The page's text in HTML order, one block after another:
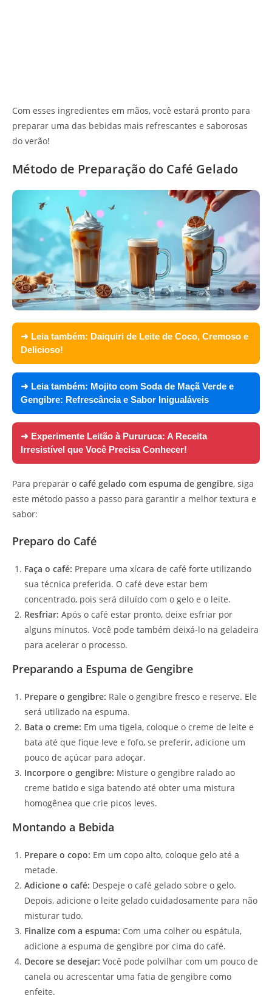
Com esses ingredientes em mãos, você estará pronto para
preparar uma das bebidas mais refrescantes e saborosas
do verão!
Método de Preparação do Café Gelado
➜ Leia também: Daiquiri de Leite de Coco, Cremoso e
Delicioso!
➜ Leia também: Mojito com Soda de Maçã Verde e
Gengibre: Refrescância e Sabor Inigualáveis
➜ Experimente Leitão à Pururuca: A Receita
Irresistível que Você Precisa Conhecer!
Para preparar o café gelado com espuma de gengibre, siga
este método passo a passo para garantir a melhor textura e
sabor:
Preparo do Café
Faça o café: Prepare uma xícara de café forte utilizando
sua técnica preferida. O café deve estar bem
concentrado, pois será diluído com o gelo e o leite.
Resfriar: Após o café estar pronto, deixe esfriar por
alguns minutos. Você pode também deixá-lo na geladeira
para acelerar o processo.
Preparando a Espuma de Gengibre
Prepare o gengibre: Rale o gengibre fresco e reserve. Ele
será utilizado na espuma.
Bata o creme: Em uma tigela, coloque o creme de leite e
bata até que fique leve e fofo, se preferir, adicione um
pouco de açúcar para adoçar.
Incorpore o gengibre: Misture o gengibre ralado ao
creme batido e siga batendo até obter uma mistura
homogênea que crie picos leves.
Montando a Bebida
Prepare o copo: Em um copo alto, coloque gelo até a
metade.
Adicione o café: Despeje o café gelado sobre o gelo.
Depois, adicione o leite gelado cuidadosamente para não
misturar tudo.
Finalize com a espuma: Com uma colher ou espátula,
adicione a espuma de gengibre por cima do café.
Decore se desejar: Você pode polvilhar com um pouco de
canela ou acrescentar uma fatia de gengibre como
enfeite.